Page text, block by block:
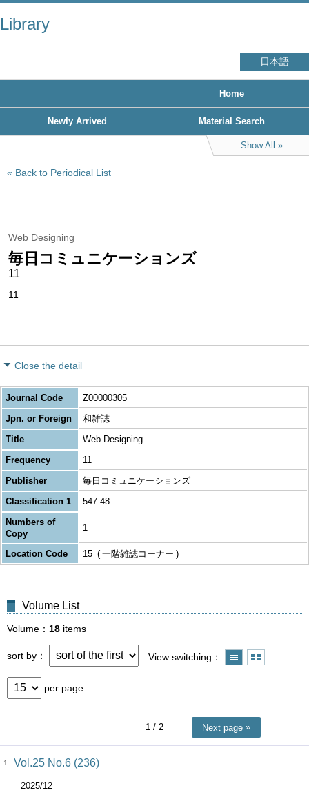
Library
日本語
Home
Newly Arrived Material Search
Show All
Back to Periodical List
Web Designing
毎日コミュニケーションズ
11
11
Close the detail
Journal Code
Z00000305
Jpn. or Foreign
和雑誌
Title
Web Designing
Frequency
11
Publisher
毎日コミュニケーションズ
Classification 1
547.48
Numbers of
Copy
1
Location Code 15 一階雑誌コーナー
Volume List
Volume 18 items
sort by View switching
per page
1 / 2 Next page
1 Vol.25 No.6 (236)
2025/12